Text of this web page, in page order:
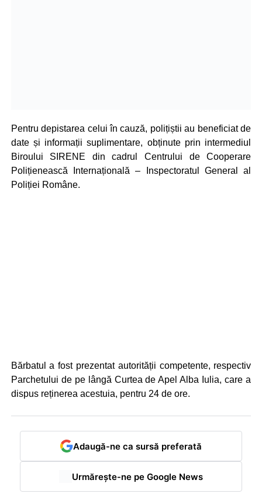
Pentru depistarea celui în cauză, polițiștii au beneficiat de
date și informații suplimentare, obținute prin intermediul
Biroului SIRENE din cadrul Centrului de Cooperare
Polițienească Internațională – Inspectoratul General al
Poliției Române.
Bărbatul a fost prezentat autorității competente, respectiv
Parchetului de pe lângă Curtea de Apel Alba Iulia, care a
dispus reținerea acestuia, pentru 24 de ore.
Adaugă-ne ca sursă preferată
Urmărește-ne pe Google News